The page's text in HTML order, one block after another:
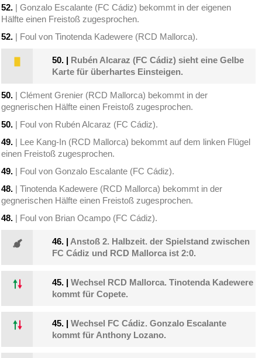
52. | Gonzalo Escalante (FC Cádiz) bekommt in der eigenen
Hälfte einen Freistoß zugesprochen.
52. | Foul von Tinotenda Kadewere (RCD Mallorca).
50. | Rubén Alcaraz (FC Cádiz) sieht eine Gelbe
Karte für überhartes Einsteigen.
50. | Clément Grenier (RCD Mallorca) bekommt in der
gegnerischen Hälfte einen Freistoß zugesprochen.
50. | Foul von Rubén Alcaraz (FC Cádiz).
49. | Lee Kang-In (RCD Mallorca) bekommt auf dem linken Flügel
einen Freistoß zugesprochen.
49. | Foul von Gonzalo Escalante (FC Cádiz).
48. | Tinotenda Kadewere (RCD Mallorca) bekommt in der
gegnerischen Hälfte einen Freistoß zugesprochen.
48. | Foul von Brian Ocampo (FC Cádiz).
46. | Anstoß 2. Halbzeit. der Spielstand zwischen
FC Cádiz und RCD Mallorca ist 2:0.
45. |Wechsel RCD Mallorca. Tinotenda Kadewere
kommt für Copete.
45. |Wechsel FC Cádiz. Gonzalo Escalante
kommt für Anthony Lozano.